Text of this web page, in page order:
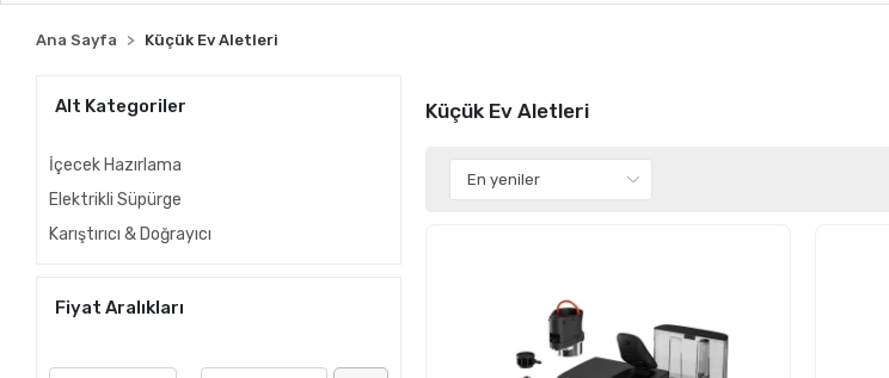
Ana Sayfa Küçük Ev Aletleri
Alt Kategoriler
İçecek Hazırlama
Elektrikli Süpürge
Karıştırıcı & Doğrayıcı
Fiyat Aralıkları
Küçük Ev Aletleri